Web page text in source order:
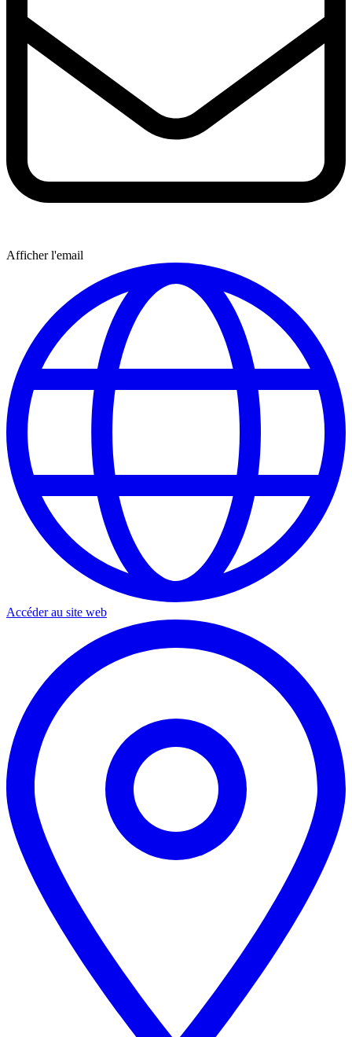
Afficher l'email
Accéder au site web